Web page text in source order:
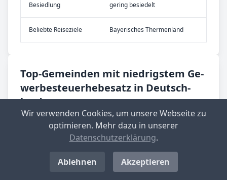
Be­sied­lung gering besiedelt
Be­lieb­te Rei­se­zie­le Bayerisches Thermenland
Top-­Ge­mein­den mit nied­rig­stem Ge­
wer­be­steu­er­he­be­satz in Deutsch­
land
Langenwolschendorf
Aktueller Hebesatz: 200 %
Standort-Informationen aufrufen
Wir verwenden Cookies, um unsere Webseite zu
optimieren. Mehr dazu in unserer
Datenschutzerklärung.
Ablehnen Akzeptieren